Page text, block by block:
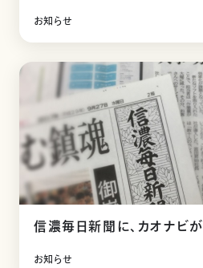
お知らせ
信濃毎日新聞に、カオナビ
お知らせ